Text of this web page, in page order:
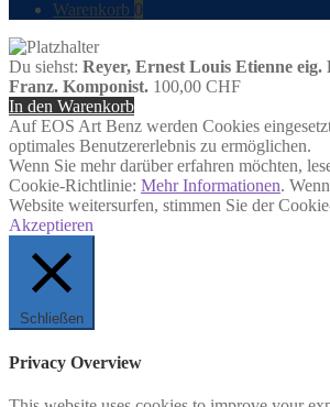
nach:
Warenkorb 0
Du siehst: Reyer, Ernest Louis Etienne eig.
Franz. Komponist. 100,00 CHF
In den Warenkorb
Auf EOS Art Benz werden Cookies
optimales Benutzererlebnis zu ermöglichen.
Wenn Sie mehr darüber erfahren möchten,
Cookie-Richtlinie: Mehr Informationen.
Website weitersurfen, stimmen Sie der
Akzeptieren
Schließen
Privacy Overview